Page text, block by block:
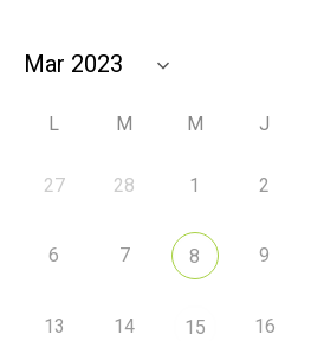
L M M J
27 28 1 2
6 7 8 9
13 14 15 16